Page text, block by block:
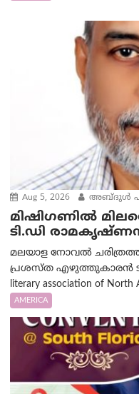
Aug 5, 2026 അബ്ദുൾ
മിഷിഗണിൽ
ടി.ഡി
മലയാള നോവൽ
പ്രശസ്‌ത എഴുത്തുകാരൻ
literary association of North
AMERICA